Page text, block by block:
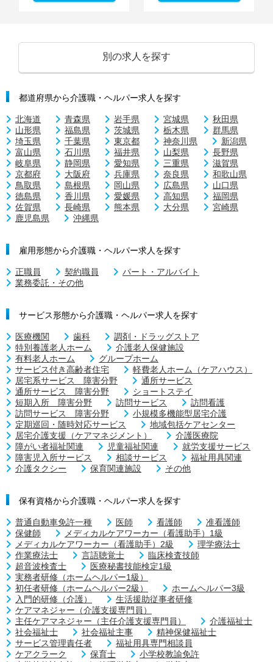
別の求人を探す
都道府県から介護職・ヘルパー求人を探す
北海道 青森県 岩手県 宮城県
秋田県
山形県
福島県 茨城県 栃木県
群馬県
埼玉県
千葉県 東京都 神奈川県
新潟県
富山県
石川県 福井県 山梨県
長野県
岐阜県
静岡県 愛知県 三重県
滋賀県
京都府
大阪府 兵庫県 奈良県
和歌山県
鳥取県
島根県 岡山県 広島県
山口県
徳島県
香川県 愛媛県 高知県
福岡県
佐賀県
長崎県 熊本県 大分県
宮崎県
鹿児島県
沖縄県
雇用形態から介護職・ヘルパー求人を探す
正職員 契約職員
パート・アルバイト
業務委託・その他
サービス形態から介護職・ヘルパー求人を探す
医療機関 歯科
調剤・ドラッグストア
特別養護老人ホーム
介護老人保健施設
有料老人ホーム
グループホーム
サービス付き高齢者住宅
軽費老人ホーム（ケアハウス）
居宅系サービス 障害分野
通所サービス
通所サービス 障害分野
ショートステイ
短期入所 障害分野
訪問サービス
訪問看護
訪問サービス 障害分野
小規模多機能型居宅介護
定期巡回・随時対応サービス
地域包括ケアセンター
居宅介護支援（ケアマネジメント）
介護医療院
障がい者福祉関連
児童福祉関連
就労支援サービス
障害児入所サービス
相談サービス
福祉用具関連
介護タクシー
保育関連施設 その他
保有資格から介護職・ヘルパー求人を探す
普通自動車免許一種 医師 看護師
准看護師
保健師
メディカルケアワーカー（看護助手）1級
メディカルケアワーカー（看護助手）2級
理学療法士
作業療法士
言語聴覚士
臨床検査技師
超音波検査士
医療秘書技能検定1級
実務者研修（ホームヘルパー1級）
初任者研修（ホームヘルパー2級）
ホームヘルパー3級
入門的研修（介護）
生活援助従事者研修
ケアマネジャー（介護支援専門員）
主任ケアマネジャー（主任介護支援専門員）
介護福祉士
社会福祉士
社会福祉主事
精神保健福祉士
サービス管理責任者
福祉用具専門相談員
ケアクラーク
保育士
小学校教諭免許